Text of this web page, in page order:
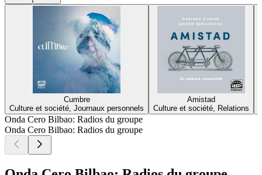
Cumbre
Culture et société, Journaux personnels
Amistad
Culture et société, Relations
Onda Cero Bilbao: Radios du groupe
Onda Cero Bilbao: Radios du groupe